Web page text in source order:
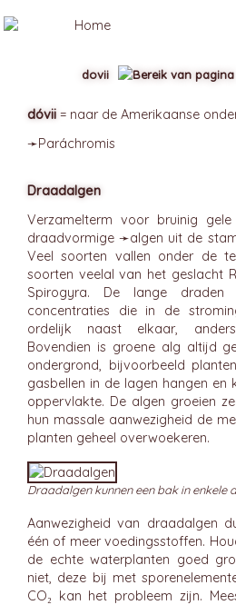
dóvii = naar de Amerikaanse
➛Paráchromis
Draadalgen
Verzamelterm voor bruinig
draadvormige ➛algen uit de
Veel soorten vallen onder de
soorten veelal van het geslacht
Spirogyra. De lange
concentraties die in de
ordelijk naast elkaar,
Bovendien is groene alg altijd
ondergrond, bijvoorbeeld
gasbellen in de lagen hangen en
oppervlakte. De algen groeien
hun massale aanwezigheid de
planten geheel overwoekeren.
Draadalgen kunnen een bak in enkele
Aanwezigheid van draadalgen
één of meer voedingsstoffen.
de echte waterplanten goed
niet, deze bij met
CO₂ kan het probleem zijn.
dovii